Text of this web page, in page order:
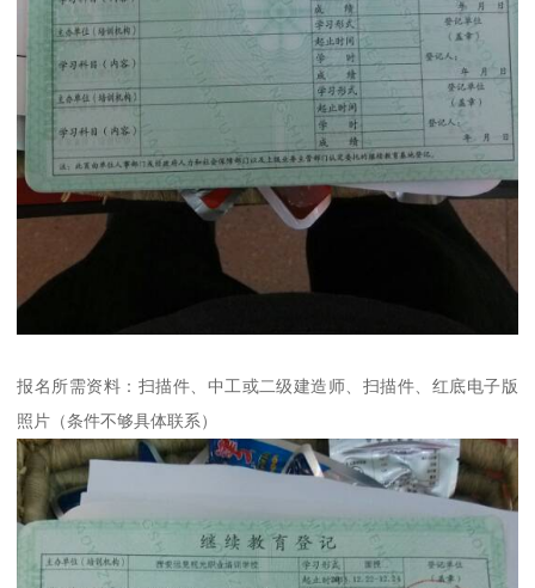
报名所需资料：扫描件、中工或二级建造师、扫描件、红底电子版
照片（条件不够具体联系）